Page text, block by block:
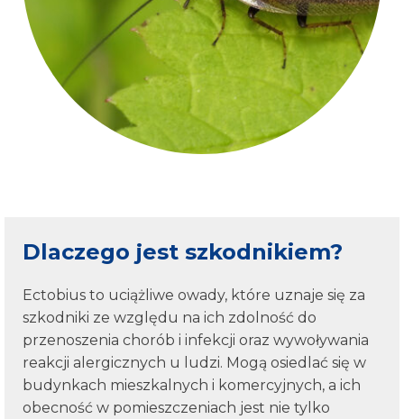
Dlaczego jest szkodnikiem?
Ectobius to uciążliwe owady, które uznaje się za
szkodniki ze względu na ich zdolność do
przenoszenia chorób i infekcji oraz wywoływania
reakcji alergicznych u ludzi. Mogą osiedlać się w
budynkach mieszkalnych i komercyjnych, a ich
obecność w pomieszczeniach jest nie tylko